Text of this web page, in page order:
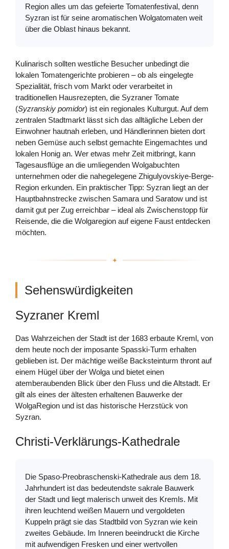
Region alles um das gefeierte Tomatenfestival, denn
Syzran ist für seine aromatischen Wolgatomaten weit
über die Oblast hinaus bekannt.
Kulinarisch sollten westliche Besucher unbedingt die
lokalen Tomatengerichte probieren – ob als eingelegte
Spezialität, frisch vom Markt oder verarbeitet in
traditionellen Hausrezepten, die Syzraner Tomate
(Syzranskiy pomidor) ist ein regionales Kulturgut. Auf dem
zentralen Stadtmarkt lässt sich das alltägliche Leben der
Einwohner hautnah erleben, und Händlerinnen bieten dort
neben Gemüse auch selbst gemachte Eingemachtes und
lokalen Honig an. Wer etwas mehr Zeit mitbringt, kann
Tagesausflüge an die umliegenden Wolgabuchten
unternehmen oder die nahegelegene Zhigulyovskiye-Berge-
Region erkunden. Ein praktischer Tipp: Syzran liegt an der
Hauptbahnstrecke zwischen Samara und Saratow und ist
damit gut per Zug erreichbar – ideal als Zwischenstopp für
Reisende, die die Wolgaregion auf eigene Faust entdecken
möchten.
Sehenswürdigkeiten
Syzraner Kreml
Das Wahrzeichen der Stadt ist der 1683 erbaute Kreml, von
dem heute noch der imposante Spasski-Turm erhalten
geblieben ist. Der mächtige weiße Backsteinturm thront auf
einem Hügel über der Wolga und bietet einen
atemberaubenden Blick über den Fluss und die Altstadt. Er
gilt als eines der ältesten erhaltenen Bauwerke der
WolgaRegion und ist das historische Herzstück von
Syzran.
Christi-Verklärungs-Kathedrale
Die Spaso-Preobraschenski-Kathedrale aus dem 18.
Jahrhundert ist das bedeutendste sakrale Bauwerk
der Stadt und liegt malerisch unweit des Kremls. Mit
ihren leuchtend weißen Mauern und vergoldeten
Kuppeln prägt sie das Stadtbild von Syzran wie kein
zweites Gebäude. Im Inneren beeindruckt die Kirche
mit aufwendigen Fresken und einer wertvollen